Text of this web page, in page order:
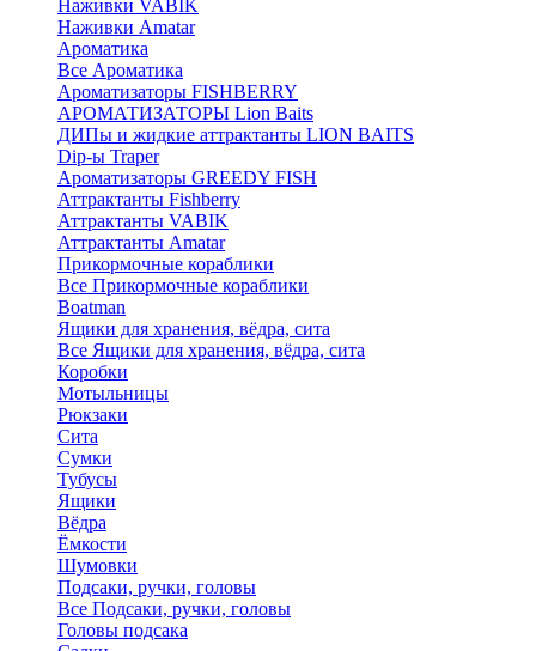
Наживки VABIK
Наживки Amatar
Ароматика
Все Ароматика
Ароматизаторы FISHBERRY
АРОМАТИЗАТОРЫ Lion Baits
ДИПы и жидкие аттрактанты LION BAITS
Dip-ы Traper
Ароматизаторы GREEDY FISH
Аттрактанты Fishberry
Аттрактанты VABIK
Аттрактанты Amatar
Прикормочные кораблики
Все Прикормочные кораблики
Boatman
Ящики для хранения, вёдра, сита
Все Ящики для хранения, вёдра, сита
Коробки
Мотыльницы
Рюкзаки
Сита
Сумки
Тубусы
Ящики
Вёдра
Ёмкости
Шумовки
Подсаки, ручки, головы
Все Подсаки, ручки, головы
Головы подсака